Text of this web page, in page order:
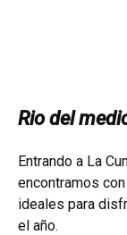
Rio del
Entrando a La
encontramos
ideales para
el año.